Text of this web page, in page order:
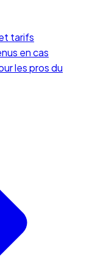
tarifs
en cas
les pros du